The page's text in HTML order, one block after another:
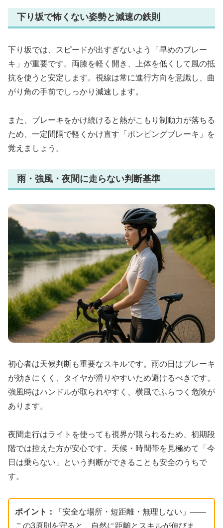
下り坂で怖くない姿勢と減速の鉄則
下り坂では、スピードが出すぎないよう「早めのブレー
キ」が重要です。両膝を軽く開き、上体を低くして風の抵
抗を使うと安定します。視線は常に進行方向を意識し、曲
がり角の手前でしっかり減速します。
また、ブレーキをかけ続けると熱がこもり制動力が落ちる
ため、一定間隔で軽くかけ直す「ポンピングブレーキ」を
覚えましょう。
雨・強風・夜間に走らない判断基準
初心者は天候判断も重要なスキルです。雨の日はブレーキ
が効きにくく、タイヤが滑りやすいため避けるべきです。
強風時はハンドルが取られやすく、横風でふらつく危険が
あります。
夜間走行はライトを使っても視界が限られるため、初期段
階では控えた方が安心です。天候・時間帯を見極めて「今
日は乗らない」という判断ができることも安全のうちで
す。
ポイント：
「安全な場所・短距離・無理しない」――
この3原則を守ると、自然に距離とスキルが伸びま